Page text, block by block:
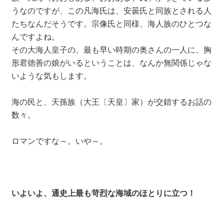
うなのですが、この凡海氏は、安曇氏と同族とされる人
たちなんだそうです。宗像氏と同様、海人族のひとつな
んですよね。
その大海人皇子の、最も早い時期の奥さんの一人に、胸
形君徳善の娘がいるということは、なんか無関係じゃな
いような気もします。
海の民と、天孫族（大王〔天皇〕家）が交錯するお話の
数々。
ロマンですな～。いや～。
いよいよ、通史上最も苛烈な海域のほとりに立つ！